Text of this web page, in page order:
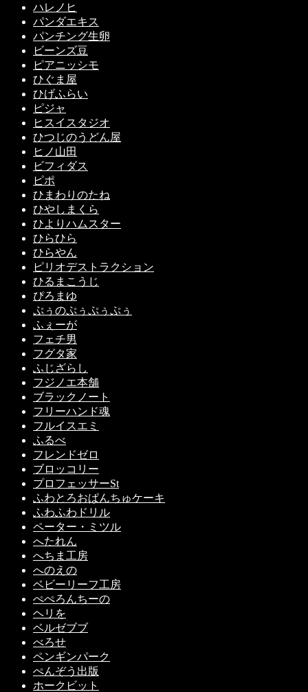
ハレノヒ
パンダエキス
パンチング生卵
ビーンズ豆
ピアニッシモ
ひぐま屋
ひげふらい
ピジャ
ヒスイスタジオ
ひつじのうどん屋
ヒノ山田
ビフィダス
ピポ
ひまわりのたね
ひやしまくら
ひよりハムスター
ひらひら
ひらやん
ピリオデストラクション
ひるまこうじ
ぴろまゆ
ぷぅのぷぅぷぅぷぅ
ふぇーが
フェチ男
フグタ家
ふじざらし
フジノエ本舗
ブラックノート
フリーハンド魂
フルイスエミ
ふるべ
フレンドゼロ
ブロッコリー
プロフェッサーSt
ふわとろおぱんちゅケーキ
ふわふわドリル
ペーター・ミツル
へたれん
へちま工房
へのえの
ベビーリーフ工房
ぺぺろんちーの
ヘリを
ベルゼブブ
べろせ
ペンギンパーク
ぺんぞう出版
ホークビット